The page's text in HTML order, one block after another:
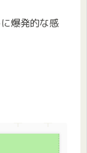
爆発的な感